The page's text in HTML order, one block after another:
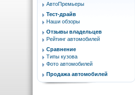
АвтоПремьеры
Тест-драйв
Наши обзоры
Отзывы владельцев
Рейтинг автомобилей
Сравнение
Типы кузова
Фото автомобилей
Продажа автомобилей